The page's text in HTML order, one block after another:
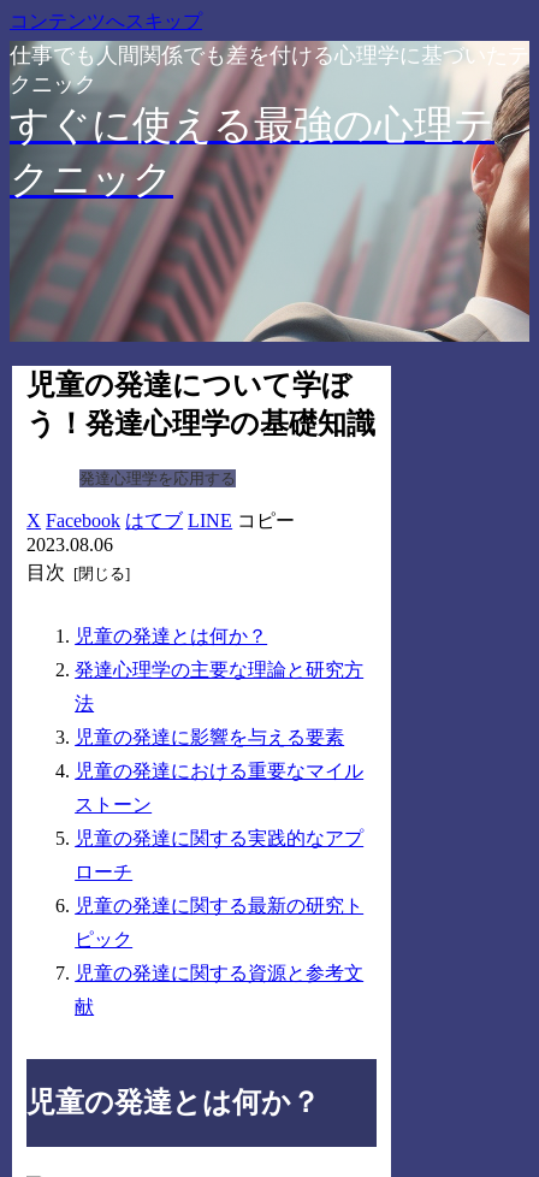
コンテンツへスキップ
仕事でも人間関係でも差を付ける心理学に基づいたテ
クニック
すぐに使える最強の心理テ
クニック
児童の発達について学ぼ
う！発達心理学の基礎知識
発達心理学を応用する
X Facebook はてブ LINE コピー
2023.08.06
目次
児童の発達とは何か？
発達心理学の主要な理論と研究方
法
児童の発達に影響を与える要素
児童の発達における重要なマイル
ストーン
児童の発達に関する実践的なアプ
ローチ
児童の発達に関する最新の研究ト
ピック
児童の発達に関する資源と参考文
献
児童の発達とは何か？